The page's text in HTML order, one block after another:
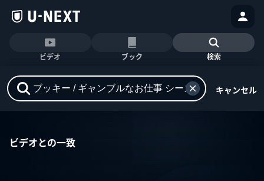
ビデオ ブック 検索
キャンセル
ビデオとの一致